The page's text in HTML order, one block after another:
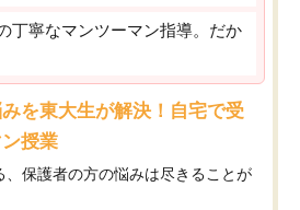
丁寧なマンツーマン指導。だか
を東大生が解決！自宅で受
授業
、保護者の方の悩みは尽きることが